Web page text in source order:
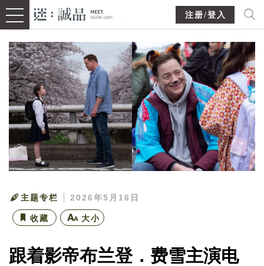
注册/登入
主题专栏 2026年5月16日
收藏 大小
跟着影帝布兰登．费雪主演电